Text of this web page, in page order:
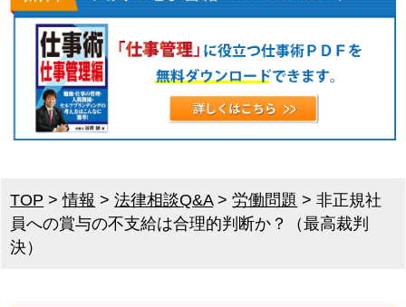
TOP >情報 >法律相談Q&A>労働問題 >非正規社
員への賞与の不支給は合理的判断か？（最高裁判
決）